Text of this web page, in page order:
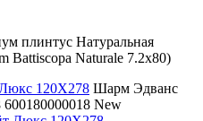
плинтус Натуральная
Battiscopa Naturale 7.2x80)
120Х278 Шарм Эдванс
600180000018 New